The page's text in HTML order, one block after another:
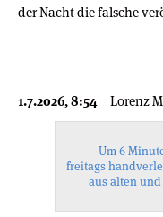
der Nacht die falsche
1.7.2026, 8:54 Lorenz
Um 6
freitags
aus alten